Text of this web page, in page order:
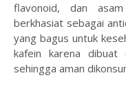
flavonoid, dan
berkhasiat sebagai
yang bagus untuk
kafein karena
sehingga aman